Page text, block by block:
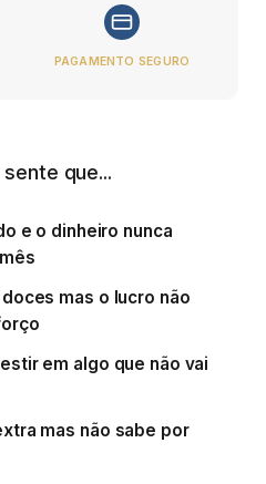
PAGAMENTO SEGURO
que...
e o dinheiro nunca
mas o lucro não
em algo que não vai
mas não sabe por